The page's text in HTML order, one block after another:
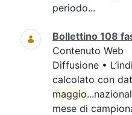
periodo...
Bollettino 108
Contenuto Web
Diffusione •
calcolato con
maggio
mese di